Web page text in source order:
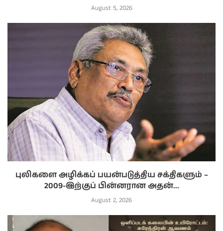
August 5, 2026
புலிகளை அழிக்கப் பயன்படுத்திய சக்திகளும் –
2009-இற்குப் பின்னரான அதன்...
August 2, 2026